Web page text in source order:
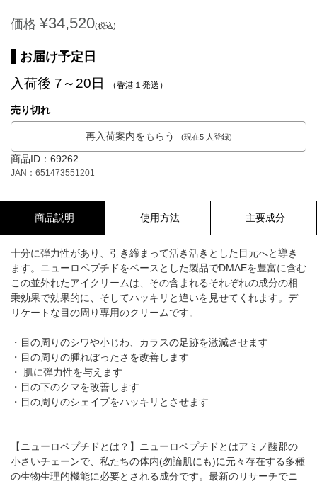
価格 ¥34,520(税込)
お届け予定日
入荷後 7～20日 （香港１発送）
売り切れ
再入荷案内をもらう (現在5 人登録)
商品ID：69262
JAN：651473551201
商品説明 使用方法 主要成分
十分に弾力性があり、引き締まって活き活きとした目元へと導き
ます。ニューロペプチドをベースとした製品でDMAEを豊富に含む
この並外れたアイクリームは、その含まれるそれぞれの成分の相
乗効果で効果的に、そしてハッキリと違いを見せてくれます。デ
リケートな目の周り専用のクリームです。
・目の周りのシワや小じわ、カラスの足跡を激減させます
・目の周りの腫れぼったさを改善します
・ 肌に弾力性を与えます
・目の下のクマを改善します
・目の周りのシェイプをハッキリとさせます
【ニューロペプチドとは？】ニューロペプチドとはアミノ酸郡の
小さいチェーンで、私たちの体内(勿論肌にも)に元々存在する多種
の生物生理的機能に必要とされる成分です。最新のリサーチでニ